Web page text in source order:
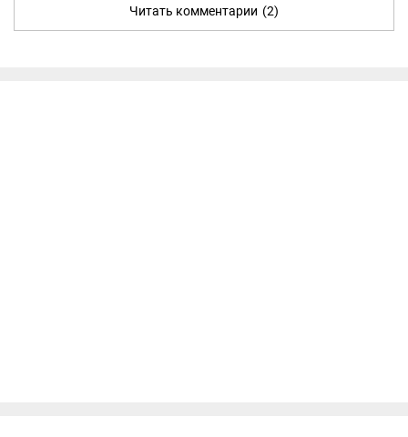
Читать комментарии (2)